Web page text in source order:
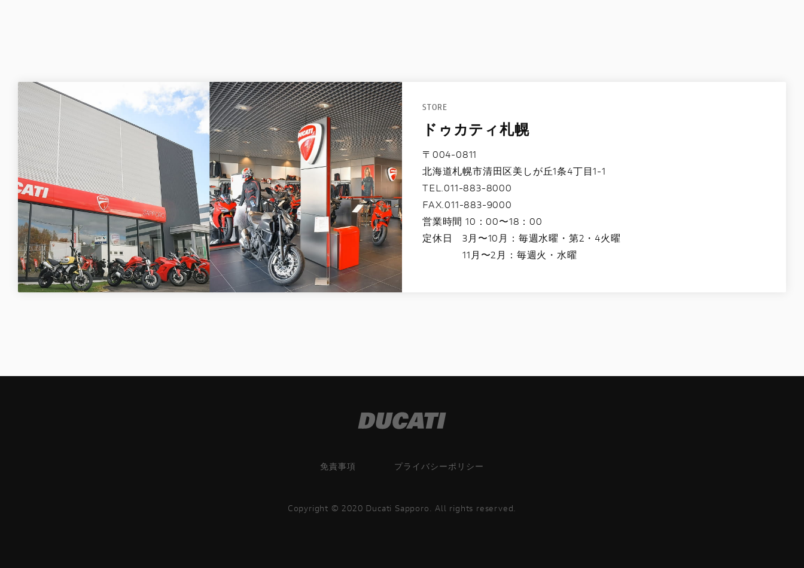
STORE
ドゥカティ札幌
〒004-0811
北海道札幌市清田区美しが丘1条4丁目1-1
TEL.011-883-8000
FAX.011-883-9000
営業時間 10：00〜18：00
定休日 3月〜10月：毎週水曜・第2・4火曜
11月〜2月：毎週火・水曜
免責事項 プライバシーポリシー
Copyright © 2020 Ducati Sapporo. All rights reserved.